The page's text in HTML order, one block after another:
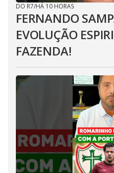
DO R7/HÁ 10 HORAS
FERNANDO
EVOLUÇÃO
FAZENDA!